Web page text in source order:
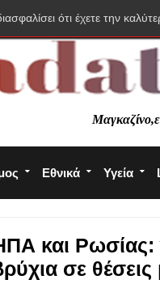
Εθνικά Υγεία
και Ρωσίας:
σε θέσεις
ότι έχετε την